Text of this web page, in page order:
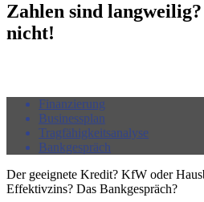
Zahlen sind
nicht!
Finanzierung
Businessplan
Tragfähigkeitsanalyse
Bankgespräch
Der geeignete Kredit? KfW oder
Effektivzins? Das Bankgespräch?